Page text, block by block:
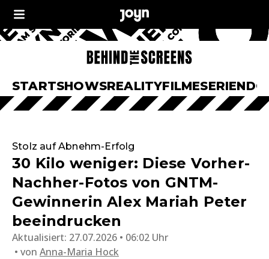
STARTSHOWSREALITYFILMESERIEN
Stolz auf Abnehm-Erfolg
30 Kilo weniger: Diese Vorher-
Nachher-Fotos von GNTM-
Gewinnerin Alex Mariah Peter
beeindrucken
Aktualisiert: 27.07.2026 • 06:02 Uhr
von Anna-Maria Hock